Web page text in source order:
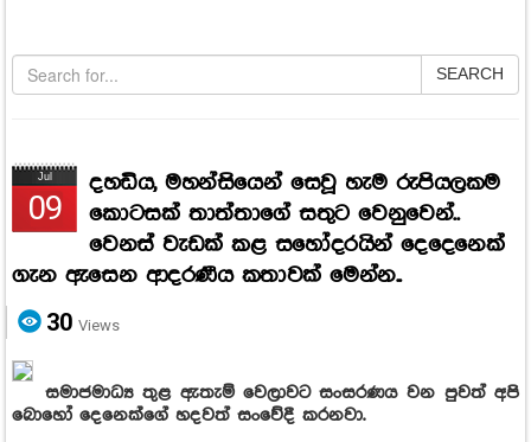
SEARCH
Jul
09
දහඩිය, මහන්සියෙන් සෙවූ හැම රුපියලකම
කොටසක් තාත්තාගේ සතුට වෙනුවෙන්..
වෙනස් වැඩක් කළ සහෝදරයින් දෙදෙනෙක්
ගැන ඇසෙන ආදරණීය කතාවක් මෙන්න..
30 Views
සමාජමාධ්‍ය තුළ ඇතැම් වෙලාවට සංසරණය වන පුවත් අපි
බොහෝ දෙනෙක්ගේ හදවත් සංවේදී කරනවා.